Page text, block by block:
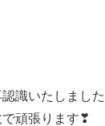
識いたしました
頑張ります❣